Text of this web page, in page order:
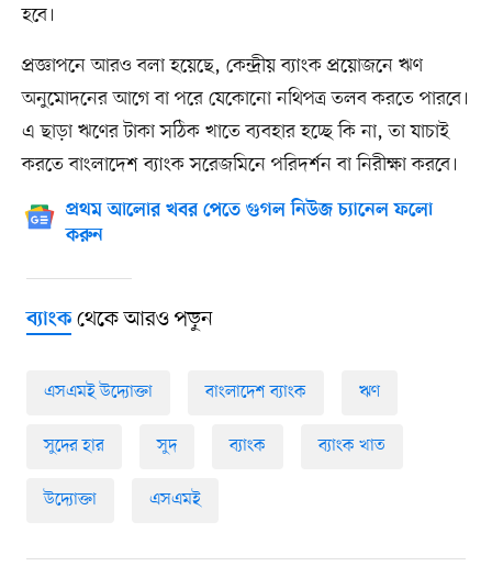
হবে।
প্রজ্ঞাপনে আরও বলা হয়েছে, কেন্দ্রীয় ব্যাংক প্রয়োজনে ঋণ
অনুমোদনের আগে বা পরে যেকোনো নথিপত্র তলব করতে পারবে।
এ ছাড়া ঋণের টাকা সঠিক খাতে ব্যবহার হচ্ছে কি না, তা যাচাই
করতে বাংলাদেশ ব্যাংক সরেজমিনে পরিদর্শন বা নিরীক্ষা করবে।
প্রথম আলোর খবর পেতে গুগল নিউজ চ্যানেল ফলো
করুন
ব্যাংকথেকে আরও পড়ুন
এসএমই উদ্যোক্তা বাংলাদেশ ব্যাংক ঋণ
সুদের হার সুদ ব্যাংক ব্যাংক খাত
উদ্যোক্তা এসএমই